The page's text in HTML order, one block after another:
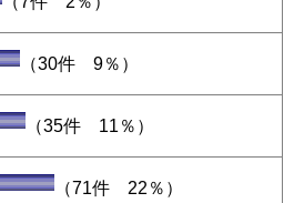
（30件 9％）
（35件 11％）
（71件 22％）